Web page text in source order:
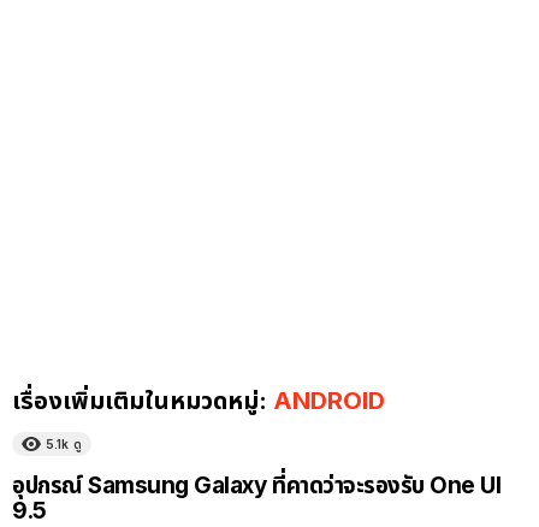
เรื่องเพิ่มเติมในหมวดหมู่: ANDROID
5.1k ดู
อุปกรณ์ Samsung Galaxy ที่คาดว่าจะรองรับ One UI
9.5